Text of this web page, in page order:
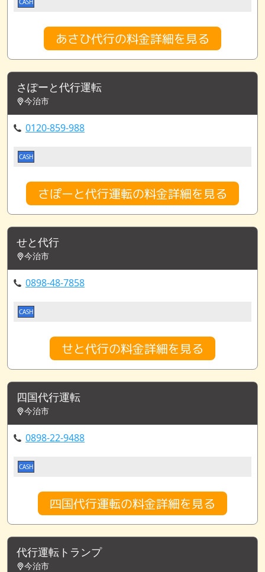
あさひ代行の料金詳細を見る
さぽーと代行運転
今治市
0120-859-988
CASH
さぽーと代行運転の料金詳細を見る
せと代行
今治市
0898-48-7858
CASH
せと代行の料金詳細を見る
四国代行運転
今治市
0898-22-9488
CASH
四国代行運転の料金詳細を見る
代行運転トランプ
今治市